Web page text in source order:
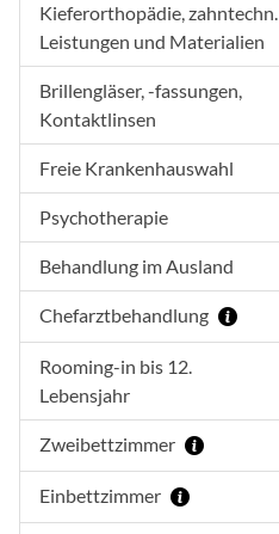
Kieferorthopädie, zahntechn.
Leistungen und Materialien
Brillengläser, -fassungen,
Kontaktlinsen
Freie Krankenhauswahl
Psychotherapie
Behandlung im Ausland
Chefarztbehandlung
Rooming-in bis 12.
Lebensjahr
Zweibettzimmer
Einbettzimmer